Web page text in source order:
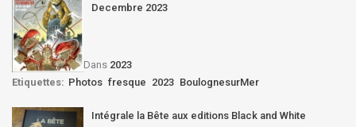
Decembre 2023
Dans 2023
Etiquettes: Photos fresque 2023 BoulognesurMer
Intégrale la Bête aux editions Black and White